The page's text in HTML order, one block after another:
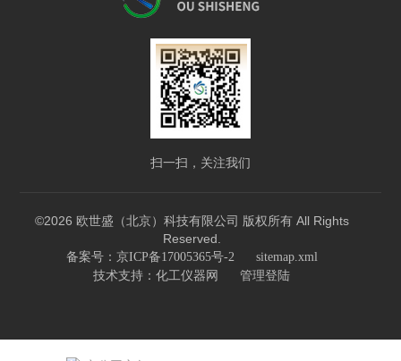
扫一扫，关注我们
©2026 欧世盛（北京）科技有限公司 版权所有 All Rights
Reserved.
备案号：京ICP备17005365号-2 sitemap.xml
技术支持： 化工仪器网 管理登陆